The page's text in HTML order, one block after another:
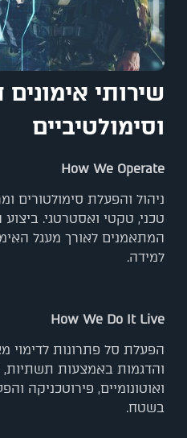
שירותי אימונים
וסימולטיביים
How We Operate
ניהול והפעלת סימולטורים
טכני, טקטי ואסטרטגי.
המתאמנים לאורך מעגל
למידה.
How We Do It Live
הפעלת סל פתרונות לדימוי
והדגמות באמצעות
ואוטונומיים, פירוטכניקה
בשטח.